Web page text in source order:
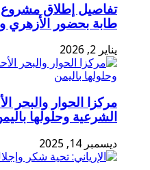
تفاصيل إطلاق
طابة بحضور الأزهري
يناير 2, 2026
مركزا الحوار والبحر
الشرعية وحلولها
ديسمبر 14, 2025